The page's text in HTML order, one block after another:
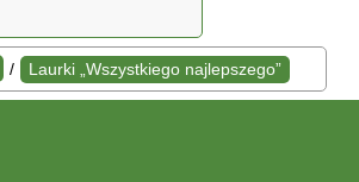
/ Laurki „Wszystkiego najlepszego”